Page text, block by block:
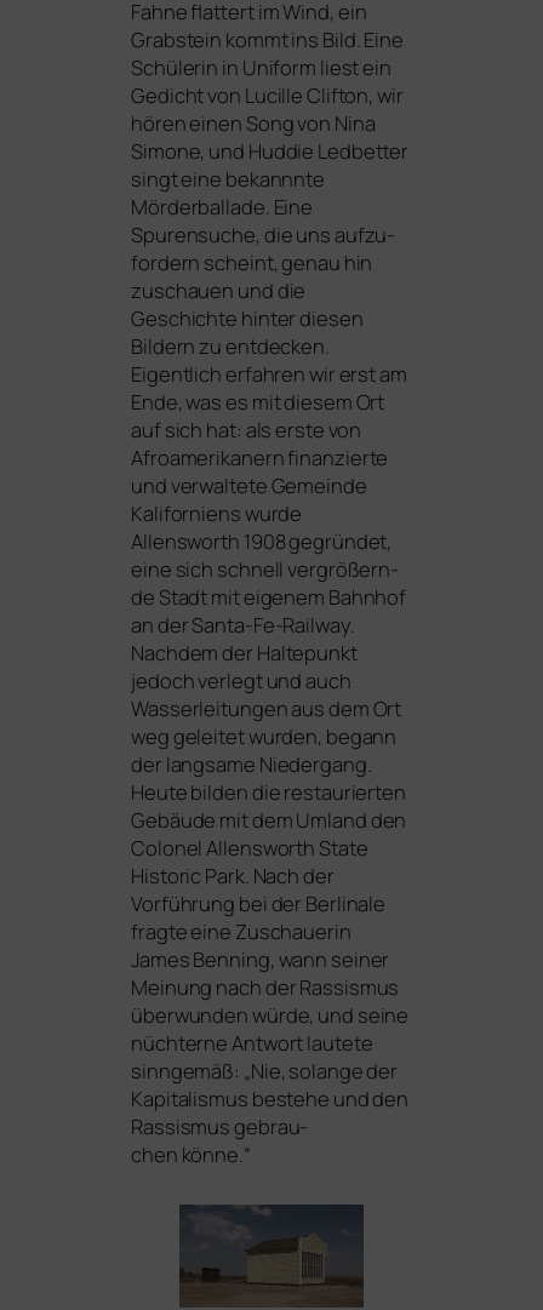
Fahne flat­tert im Wind, ein
Grabstein kommt ins Bild. Eine
Schülerin in Uniform liest ein
Gedicht von Lucille Clifton, wir
hören einen Song von Nina
Simone, und Huddie Ledbetter
singt eine bekannn­te
Mörderballade. Eine
Spurensuche, die uns auf­zu­
for­dern scheint, genau hin
zuschau­en und die
Geschichte hin­ter die­sen
Bildern zu ent­de­cken.
Eigentlich erfah­ren wir erst am
Ende, was es mit die­sem Ort
auf sich hat: als ers­te von
Afroamerikanern finan­zier­te
und ver­wal­te­te Gemeinde
Kaliforniens wur­de
Allensworth 1908 gegrün­det,
eine sich schnell ver­grö­ßern­
de Stadt mit eige­nem Bahnhof
an der Santa-Fe-Railway.
Nachdem der Haltepunkt
jedoch ver­legt und auch
Wasserleitungen aus dem Ort
weg gelei­tet wur­den, begann
der lang­sa­me Niedergang.
Heute bil­den die restau­rier­ten
Gebäude mit dem Umland den
Colonel Allensworth State
Historic Park. Nach der
Vorführung bei der Berlinale
frag­te eine Zuschauerin
James Benning, wann sei­ner
Meinung nach der Rassismus
über­wun­den wür­de, und sei­ne
nüch­ter­ne Antwort lau­te­te
sinn­ge­mäß: „Nie, solan­ge der
Kapitalismus bestehe und den
Rassismus gebrau­
chen könne.“